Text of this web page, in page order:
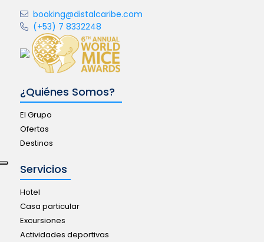
booking@distalcaribe.com
(+53) 7 8332248
¿Quiénes Somos?
El Grupo
Ofertas
Destinos
Servicios
Hotel
Casa particular
Excursiones
Actividades deportivas